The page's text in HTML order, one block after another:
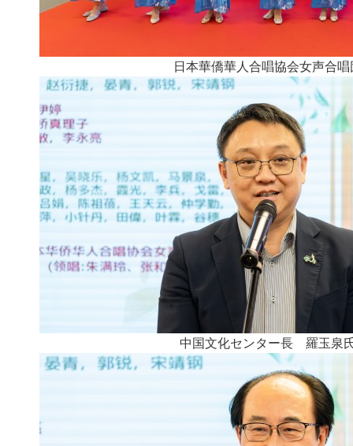
日本華僑華人合唱協会女声合唱
中国文化センター長 羅玉泉